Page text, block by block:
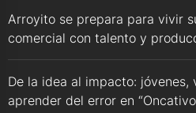
Arroyito se prepara para vivir
comercial con talento y
De la idea al impacto:
aprender del error en